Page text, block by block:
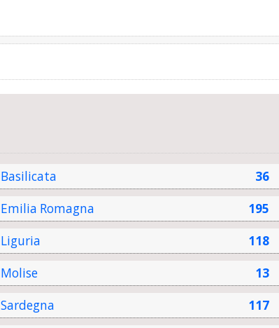
Basilicata 36
Emilia Romagna 195
Liguria 118
Molise 13
Sardegna 117